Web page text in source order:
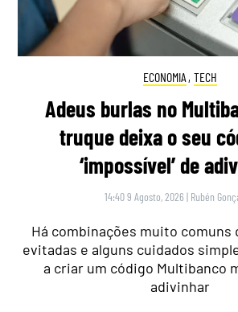
ECONOMIA , TECH
Adeus burlas no
truque deixa o seu
‘impossível’ de
14:40 9 Agosto, 2026 | Rubén
Há combinações muito comuns
evitadas e alguns cuidados
a criar um código Multibanco
adivinhar